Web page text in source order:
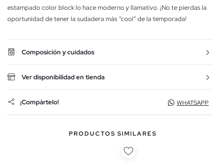
estampado color block lo hace moderno y llamativo. ¡No te pierdas la
oportunidad de tener la sudadera más “cool” de la temporada!
Composición y cuidados
Ver disponibilidad en tienda
¡Compártelo! WHATSAPP
PRODUCTOS SIMILARES